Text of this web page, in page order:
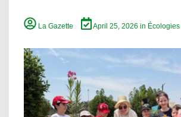
La Gazette April 25, 2026in Écologies